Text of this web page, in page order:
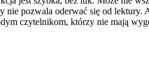
nie pozwala oderwać się od
czytelnikom, którzy nie mają